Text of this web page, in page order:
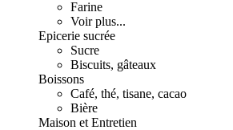
Farine
Voir plus...
Epicerie sucrée
Sucre
Biscuits, gâteaux
Boissons
Café, thé, tisane, cacao
Bière
Maison et Entretien